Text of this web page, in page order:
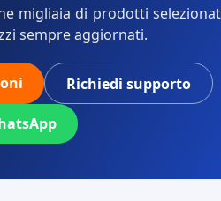
migliaia di prodotti
sempre aggiornati.
Richiedi supporto